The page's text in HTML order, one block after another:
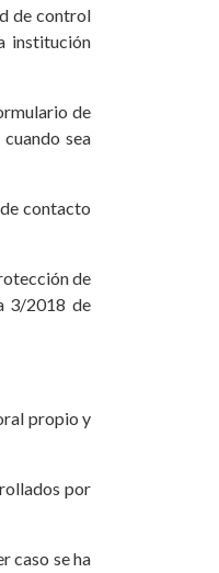
de control
institución
de
sea
contacto
de
3/2018 de
propio y
por
caso se ha